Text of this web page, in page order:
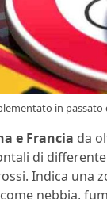
in passato
e Francia da
di
Indica una
nebbia,